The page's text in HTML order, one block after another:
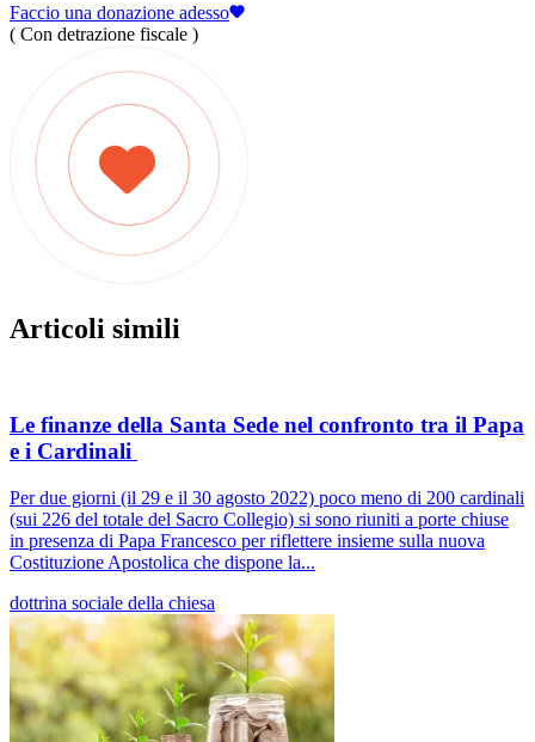
Faccio una donazione adesso
( Con detrazione fiscale )
Articoli simili
Le finanze della Santa Sede nel confronto tra il Papa
e i Cardinali
Per due giorni (il 29 e il 30 agosto 2022) poco meno di 200 cardinali
(sui 226 del totale del Sacro Collegio) si sono riuniti a porte chiuse
in presenza di Papa Francesco per riflettere insieme sulla nuova
Costituzione Apostolica che dispone la...
dottrina sociale della chiesa